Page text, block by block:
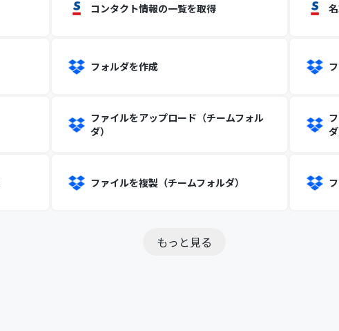
コンタクト情報の一覧を取得
フォルダを作成
ファイルをアップロード（チームフォル
ダ）
ファイルを複製（チームフォルダ）
もっと見る